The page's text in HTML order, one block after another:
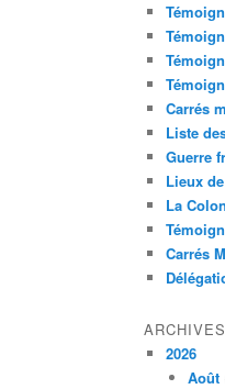
Carrés
Liste
Guerre
Lieux
La
Carrés
ARCHIVES
2026
Août